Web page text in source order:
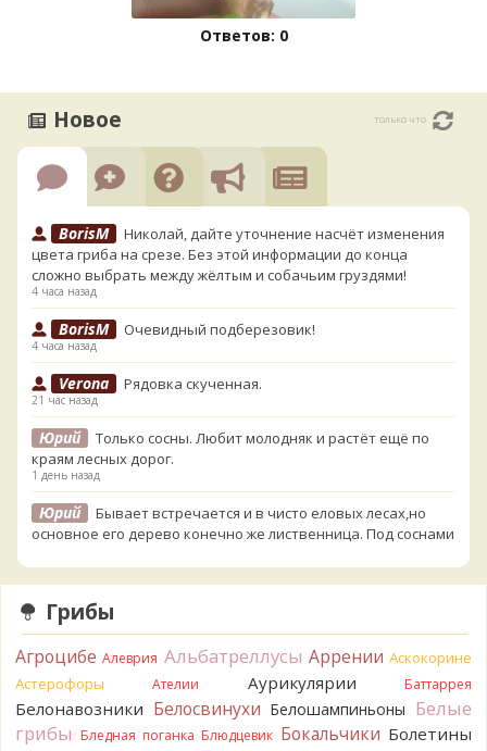
Ответов: 0
Новое только что
BorisM
Николай, дайте уточнение насчёт изменения
цвета гриба на срезе. Без этой информации до конца
сложно выбрать между жёлтым и собачьим груздями!
4 часа назад
BorisM Очевидный подберезовик!
4 часа назад
Verona Рядовка скученная.
21 час назад
Юрий
Только сосны. Любит молодняк и растёт ещё по
краям лесных дорог.
1 день назад
Юрий
Бывает встречается и в чисто еловых лесах,но
основное его дерево конечно же лиственница. Под соснами
1 день назад
Katya20
1 день назад
Katya20 Навозник.
1 день назад
Verona Скорее всего он.
2 дня назад
Грибы
Агроцибе Алеврия Альбатреллусы Аррении Аскокорине
Астерофоры
Ателии Аурикулярии Баттаррея
Белонавозники Белосвинухи Белошампиньоны Белые
грибы Бледная поганка Блюдцевик Бокальчики Болетины